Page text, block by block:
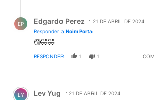
EP Edgardo Perez
21 DE ABRIL DE 2024
Responder a Noim Porta
🤥🤣🤣
RESPONDER 1 1
Comentario de Lev Yug.
LY Lev Yug 21 DE ABRIL DE 2024